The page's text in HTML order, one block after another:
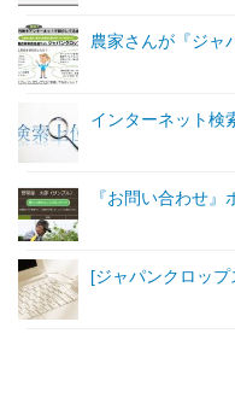
農家さんが『ジャ
インターネット検
『お問い合わせ
[ジャパンクロッ